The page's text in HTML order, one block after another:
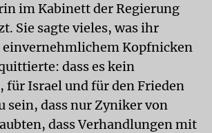
im Kabinett der Regierung
Sie sagte vieles, was ihr
Kopfnicken
dass es kein
für Israel und für den Frieden
sein, dass nur Zyniker von
dass Verhandlungen mit